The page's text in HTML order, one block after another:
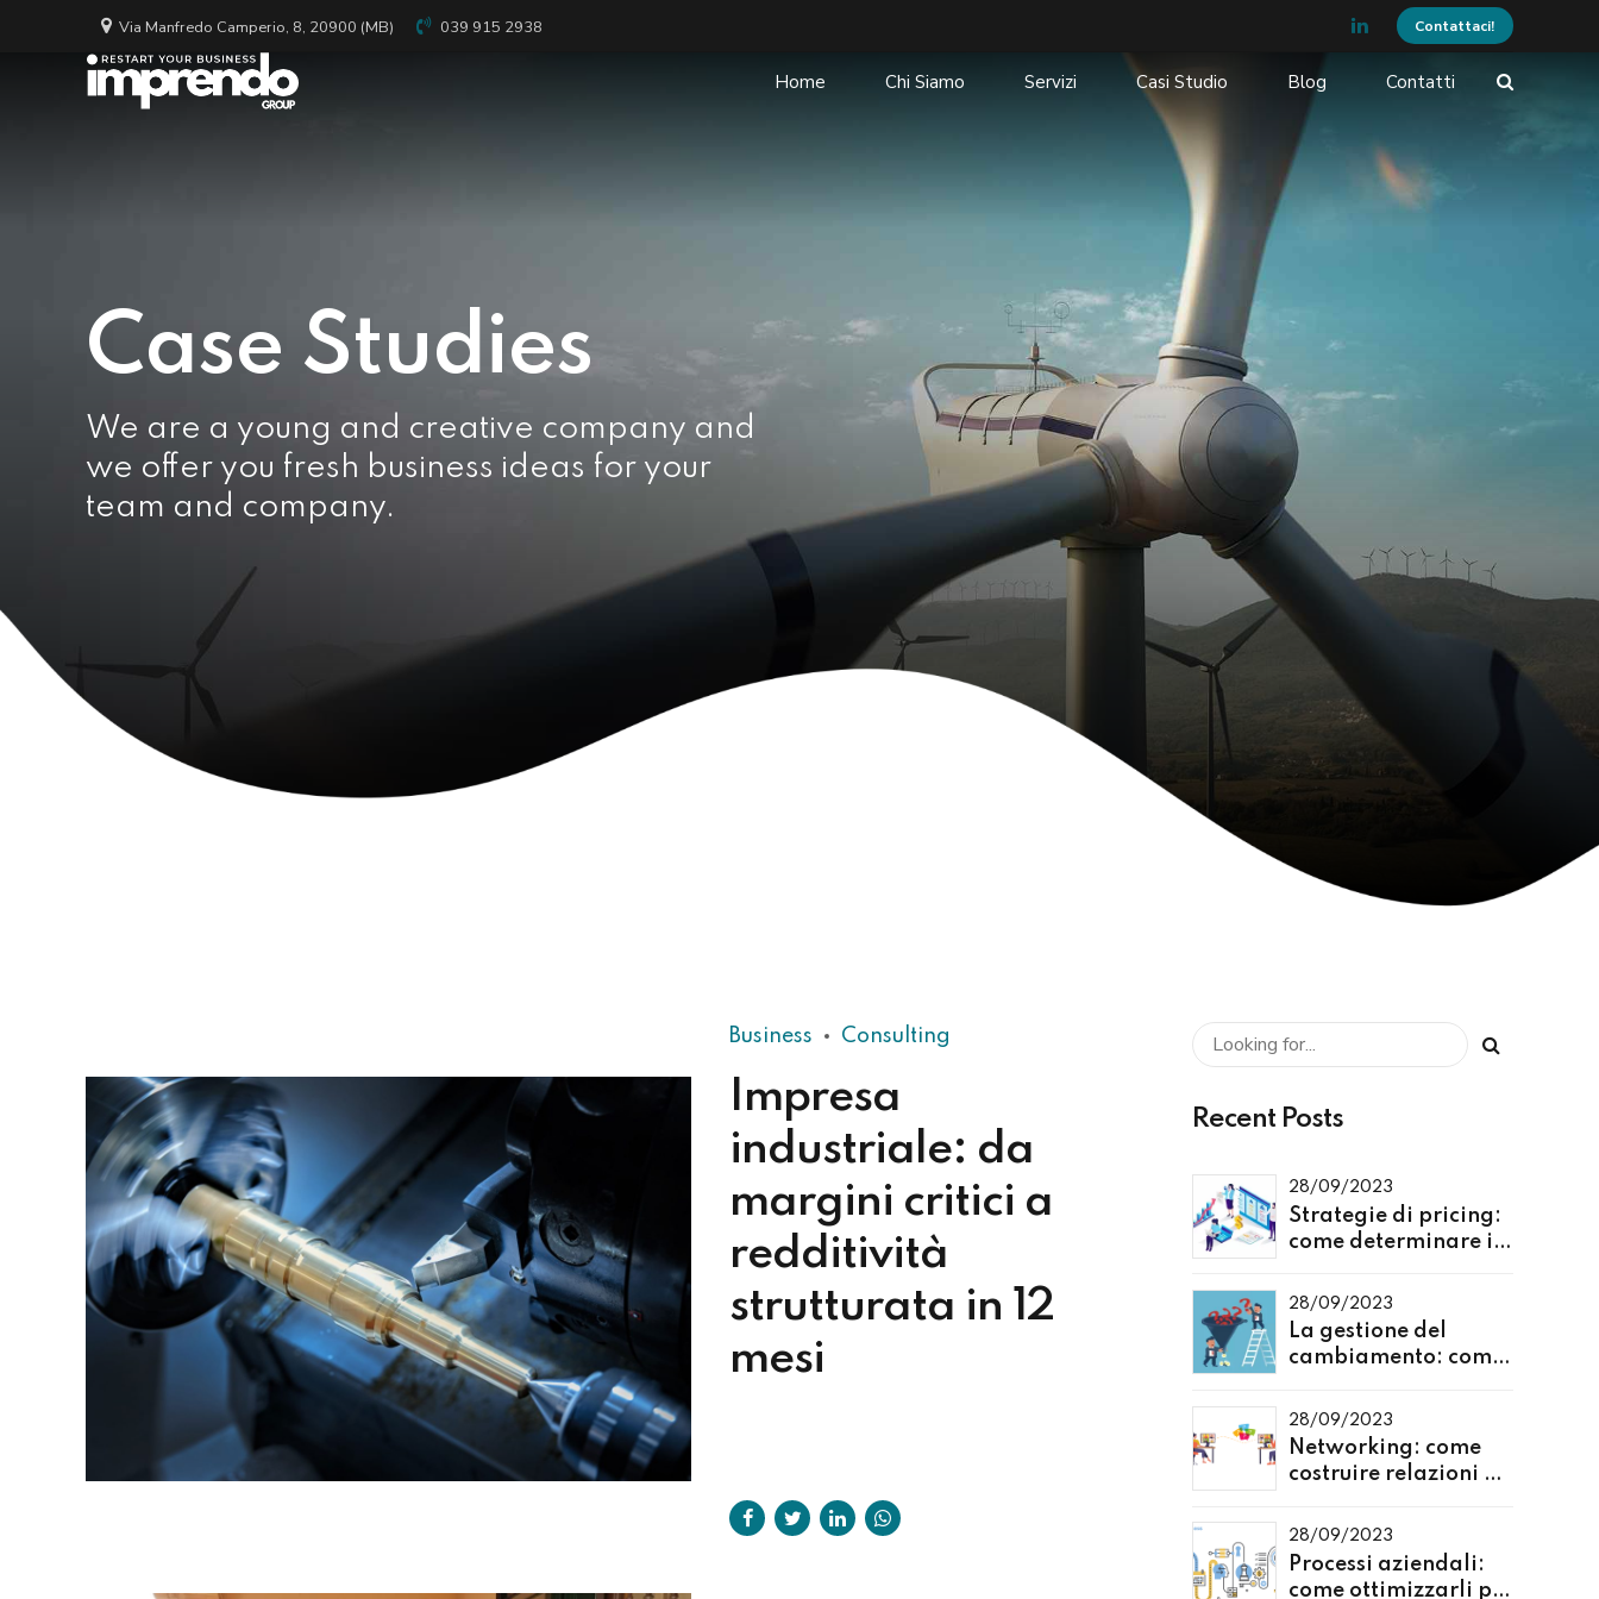
Via Manfredo Camperio, 8, 20900 (MB) 039 915 2938 Contattaci!
Home Chi Siamo Servizi Casi Studio Blog Contatti
Case Studies
We are a young and creative company and
we offer you fresh business ideas for your
team and company.
Business Consulting
Impresa
industriale: da
margini critici a
redditività
strutturata in 12
mesi
Questo caso studio analizza la
trasformazione di una PMI industriale
Recent Posts
28/09/2023
Strategie di pricing:
come determinare il
tuoi prodotti o servizi
28/09/2023
La gestione del
cambiamento: come
l'evoluzione del
mercato
28/09/2023
Networking: come
costruire relazioni di
degli affari
28/09/2023
Processi aziendali:
come ottimizzarli per